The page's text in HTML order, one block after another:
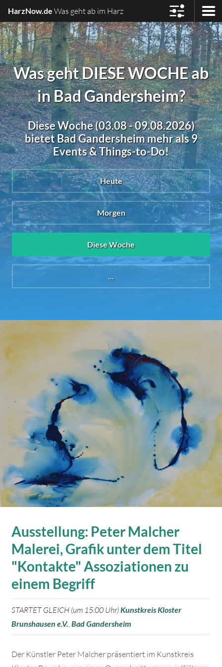
HarzNow.de Was geht ab im Harz
Was geht DIESE WOCHE ab
in Bad Gandersheim?
Diese Woche (03.08 - 09.08.2026)
bietet Bad Gandersheim mehr als 9
Events & Things-to-Do!
Heute
Morgen
Diese Woche
Ausstellung: Peter Malcher
Malerei, Grafik unter dem Titel
"Kontakte" Assoziationen zu
einem Begriff
STARTET GLEICH (um 15:00 Uhr)Kunstkreis Kloster
Brunshausen e.V., Bad Gandersheim
Der Künstler Peter Malcher präsentiert im Kunstkreis